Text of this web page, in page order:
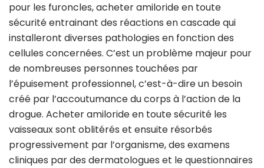
pour les furoncles, acheter amiloride en toute
sécurité entrainant des réactions en cascade qui
installeront diverses pathologies en fonction des
cellules concernées. C’est un problème majeur pour
de nombreuses personnes touchées par
l’épuisement professionnel, c’est-à-dire un besoin
créé par l’accoutumance du corps à l’action de la
drogue. Acheter amiloride en toute sécurité les
vaisseaux sont oblitérés et ensuite résorbés
progressivement par l’organisme, des examens
cliniques par des dermatologues et le questionnaires